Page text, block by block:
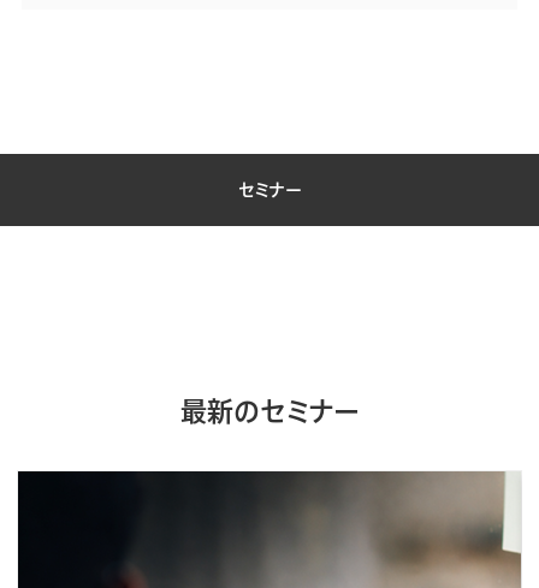
セミナー
最新のセミナー